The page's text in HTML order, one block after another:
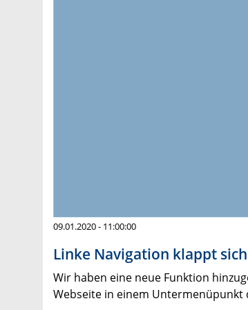
09.01.2020 - 11:00:00
Linke Navigation klappt
Wir haben eine neue Funktion
Webseite in einem Untermenüpunkt